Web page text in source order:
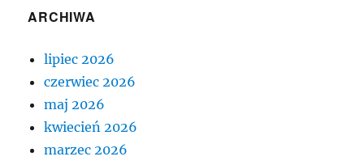
ARCHIWA
lipiec 2026
czerwiec 2026
maj 2026
kwiecień 2026
marzec 2026